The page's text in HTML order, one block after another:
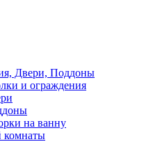
Двери, Поддоны
и ограждения
на ванну
комнаты